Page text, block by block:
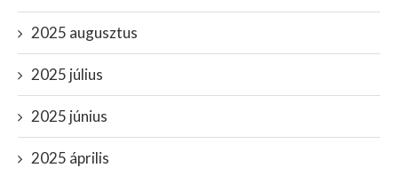
2025 augusztus
2025 július
2025 június
2025 április